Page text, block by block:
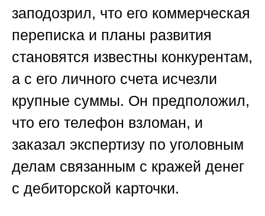
заподозрил, что его коммерческая
переписка и планы развития
становятся известны конкурентам,
а с его личного счета исчезли
крупные суммы. Он предположил,
что его телефон взломан, и
заказал экспертизу по уголовным
делам связанным с кражей денег
с дебиторской карточки.